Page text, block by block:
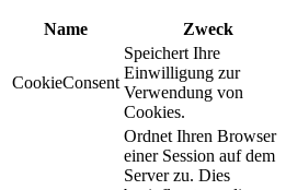
Name Zweck
CookieConsent
Speichert Ihre
Einwilligung zur
Verwendung von
Cookies.
Ordnet Ihren Browser
einer Session auf dem
Server zu. Dies